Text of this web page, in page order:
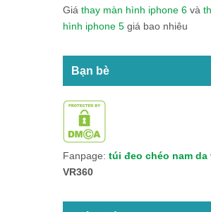
Giá thay màn hình iphone 6 và
hình iphone 5 giá bao nhiêu
Bạn bè
Fanpage: túi đeo chéo nam da
VR360